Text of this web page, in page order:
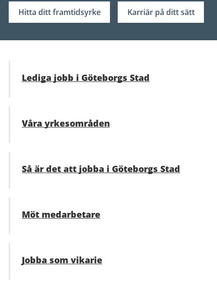
Hitta ditt framtidsyrke Karriär på ditt sätt
Lediga jobb i Göteborgs Stad
Våra yrkesområden
Så är det att jobba i Göteborgs Stad
Möt medarbetare
Jobba som vikarie